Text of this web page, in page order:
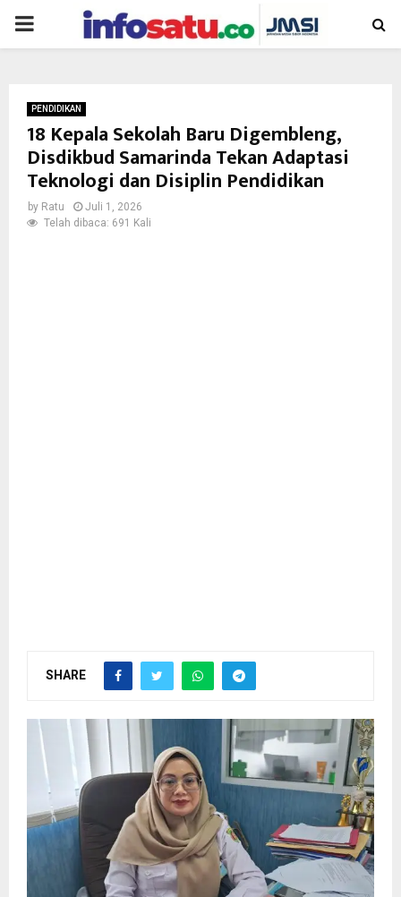
PRIMARY
PENDIDIKAN
18 Kepala Sekolah Baru Digembleng,
Disdikbud Samarinda Tekan Adaptasi
Teknologi dan Disiplin Pendidikan
by Ratu
Juli 1, 2026
Telah dibaca: 691 Kali
SHARE